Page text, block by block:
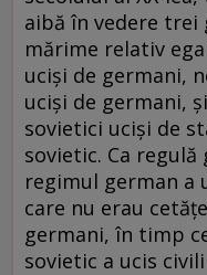
aibă în vedere trei
mărime relativ
ucişi de germani,
ucişi de germani,
sovietici ucişi de
sovietic. Ca regulă
regimul german a
care nu erau
germani, în timp
sovietic a ucis